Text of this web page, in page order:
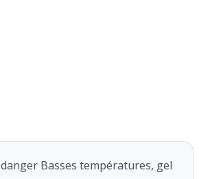
Basses températures, gel